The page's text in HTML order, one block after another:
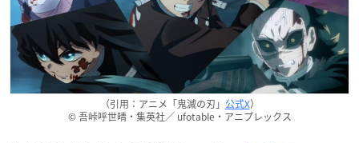
（引用：アニメ「鬼滅の刃」 公式X）
© 吾峠呼世晴・集英社／ ufotable・アニプレックス